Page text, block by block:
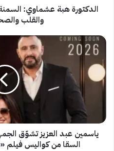
والصحة
الدكتورة هبة عشماوي:
والقلب
ياسمين
عبد
العزيز
تشوّق
الجمهور
بصورة
أحمد
السقا
من
ياسمين عبد العزيز تشوّق
السقا من كواليس